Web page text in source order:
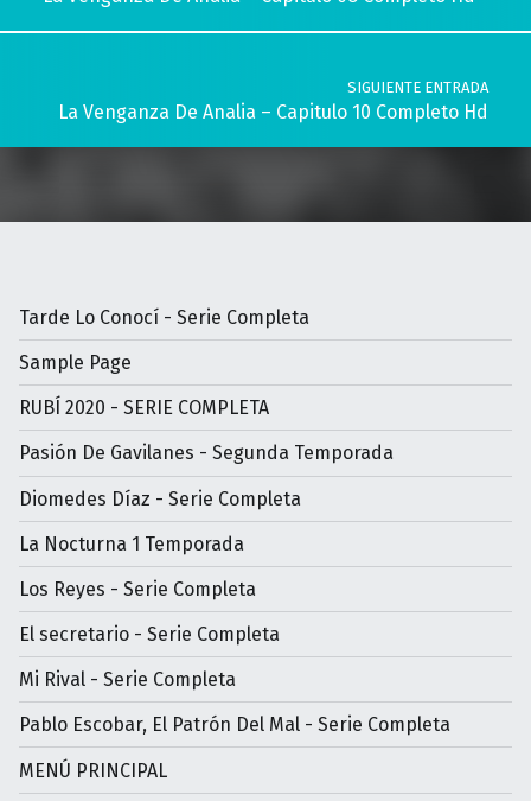
SIGUIENTE ENTRADA
La Venganza De Analia – Capitulo 10 Completo Hd
Tarde Lo Conocí - Serie Completa
Sample Page
RUBÍ 2020 - SERIE COMPLETA
Pasión De Gavilanes - Segunda Temporada
Diomedes Díaz - Serie Completa
La Nocturna 1 Temporada
Los Reyes - Serie Completa
El secretario - Serie Completa
Mi Rival - Serie Completa
Pablo Escobar, El Patrón Del Mal - Serie Completa
MENÚ PRINCIPAL